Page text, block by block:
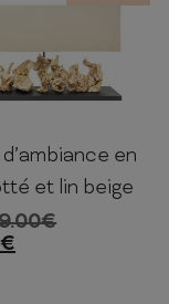
80cm 20cm
en
et lin beige
€
€